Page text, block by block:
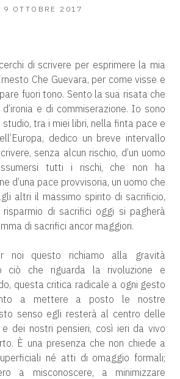
9 OTTOBRE 2017
di scrivere per esprimere la mia
Che Guevara, per come visse e
fuori tono. Sento la sua risata che
e di commiserazione. Io sono
studio, tra i miei libri, nella finta pace e
dedico un breve intervallo
senza alcun rischio, d’un uomo
tutti i rischi, che non ha
d’una pace provvisoria, un uomo che
altri il massimo spirito di sacrificio,
di sacrifici oggi si pagherà
di sacrifici ancor maggiori.
noi questo richiamo alla gravità
ciò che riguarda la rivoluzione e
questa critica radicale a ogni gesto
a mettere a posto le nostre
senso egli resterà al centro delle
e dei nostri pensieri, così ieri da vivo
È una presenza che non chiede a
né atti di omaggio formali;
a misconoscere, a minimizzare